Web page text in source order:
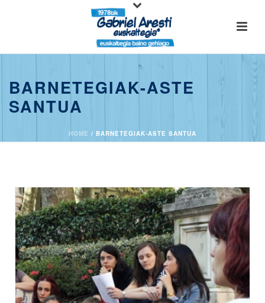
BARNETEGIAK-ASTE
SANTUA
HOME / BARNETEGIAK-ASTE SANTUA